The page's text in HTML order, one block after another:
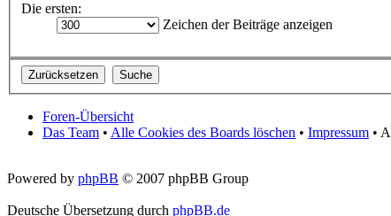
Die ersten:
Zeichen der Beiträge anzeigen
Foren-Übersicht
Das Team • Alle Cookies des Boards löschen • Impressum •
Powered by phpBB © 2007 phpBB Group
Deutsche Übersetzung durch phpBB.de